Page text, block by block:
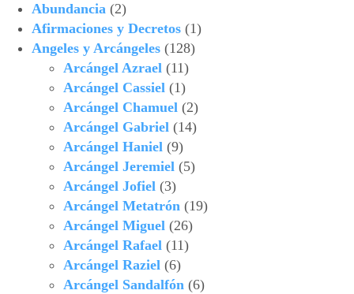
Abundancia (2)
Afirmaciones y Decretos (1)
Angeles y Arcángeles (128)
Arcángel Azrael (11)
Arcángel Cassiel (1)
Arcángel Chamuel (2)
Arcángel Gabriel (14)
Arcángel Haniel (9)
Arcángel Jeremiel (5)
Arcángel Jofiel (3)
Arcángel Metatrón (19)
Arcángel Miguel (26)
Arcángel Rafael (11)
Arcángel Raziel (6)
Arcángel Sandalfón (6)